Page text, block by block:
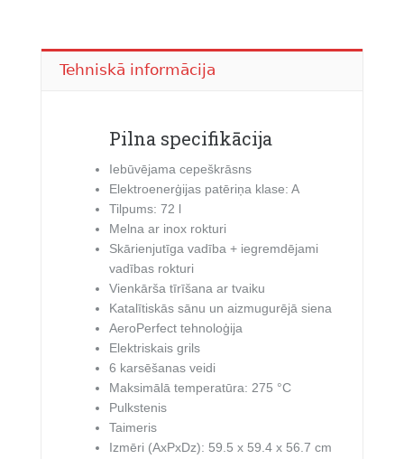
Tehniskā informācija
Pilna specifikācija
Iebūvējama cepeškrāsns
Elektroenerģijas patēriņa klase: A
Tilpums: 72 l
Melna ar inox rokturi
Skārienjutīga vadība + iegremdējami
vadības rokturi
Vienkārša tīrīšana ar tvaiku
Katalītiskās sānu un aizmugurējā siena
AeroPerfect tehnoloģija
Elektriskais grils
6 karsēšanas veidi
Maksimālā temperatūra: 275 °C
Pulkstenis
Taimeris
Izmēri (AxPxDz): 59.5 x 59.4 x 56.7 cm